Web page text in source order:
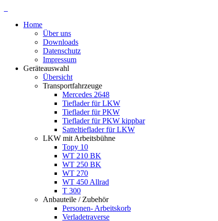
Home
Über uns
Downloads
Datenschutz
Impressum
Geräteauswahl
Übersicht
Transportfahrzeuge
Mercedes 2648
Tieflader für LKW
Tieflader für PKW
Tieflader für PKW kippbar
Satteltieflader für LKW
LKW mit Arbeitsbühne
Topy 10
WT 210 BK
WT 250 BK
WT 270
WT 450 Allrad
T 300
Anbauteile / Zubehör
Personen- Arbeitskorb
Verladetraverse